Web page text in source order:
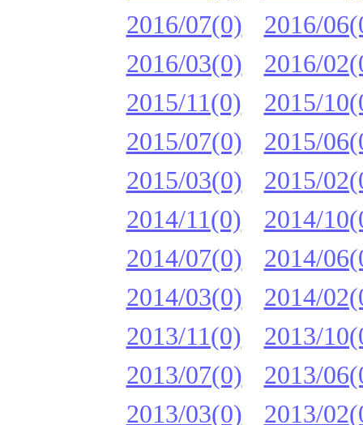
2016/07(0)
2016/
2016/03(0)
2016/
2015/11(0)
2015/
2015/07(0)
2015/
2015/03(0)
2015/
2014/11(0)
2014/
2014/07(0)
2014/
2014/03(0)
2014/
2013/11(0)
2013/
2013/07(0)
2013/
2013/03(0)
2013/